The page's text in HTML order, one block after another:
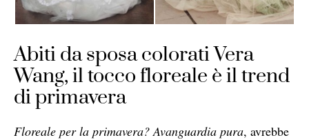
Abiti da sposa colorati Vera
Wang, il tocco floreale è il trend
di primavera
Floreale per la primavera? Avanguardia pura, avrebbe